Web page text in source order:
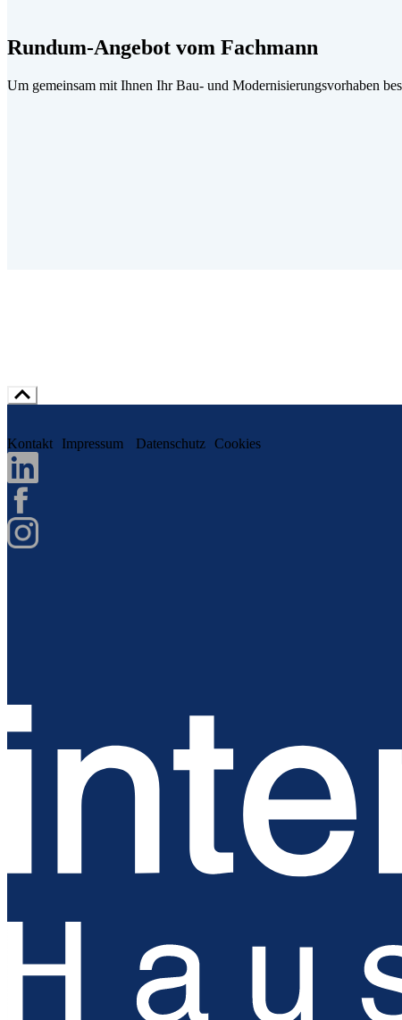
Rundum-Angebot vom Fachmann
Um gemeinsam mit Ihnen Ihr Bau- und Modernisierungsvorhaben
Kontakt Impressum Datenschutz Cookies